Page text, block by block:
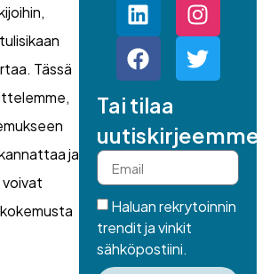
Tässä
ja
Tai tilaa
uutiskirjeemme.
Haluan rekrytoinnin
trendit ja vinkit
sähköpostiini.